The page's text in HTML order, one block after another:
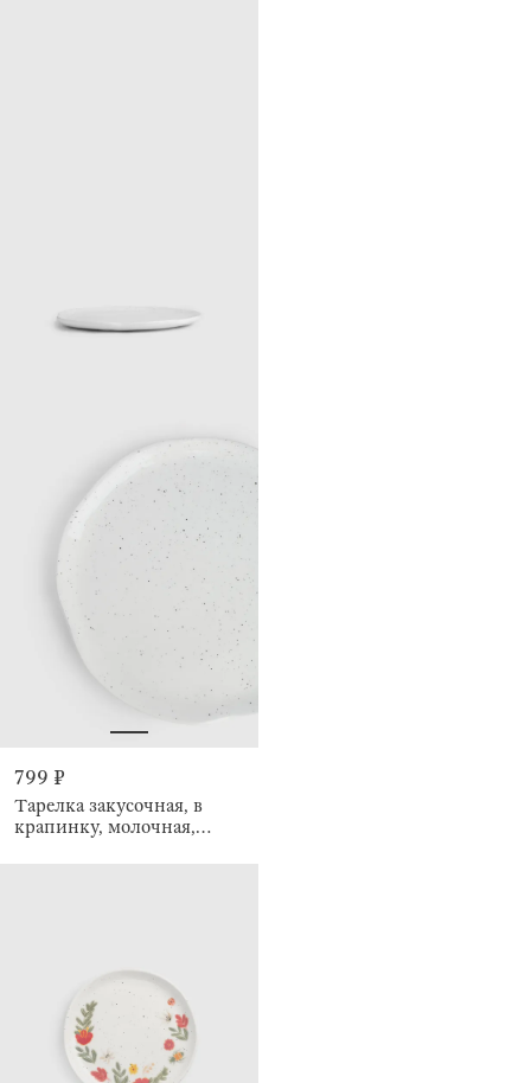
799 ₽
Тарелка закусочная, в
крапинку, молочная,